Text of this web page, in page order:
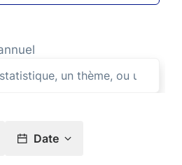
Date